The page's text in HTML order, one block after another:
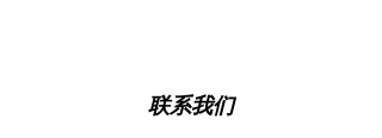
资。 大马拉小车现象是国内能源利用率低的主要原因
联系我们